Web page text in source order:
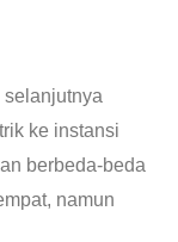
ke instansi
berbeda-beda
namun